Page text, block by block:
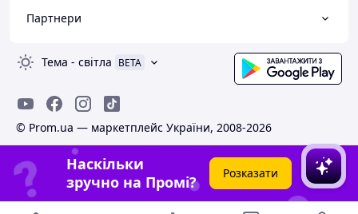
Партнери
Тема - світла BETA
© Prom.ua — маркетплейс України, 2008-2026
Наскільки
зручно на Промі?
Розказати